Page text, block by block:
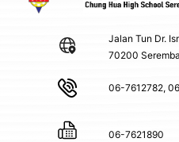
Jalan Tun Dr.
70200
06-7612782,
06-7621890